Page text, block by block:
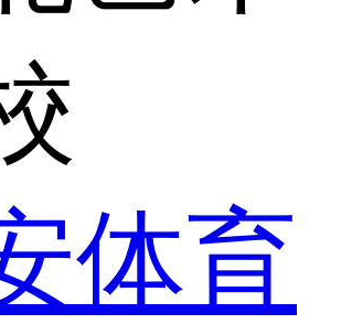
体育